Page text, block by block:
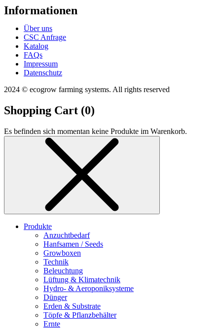
Informationen
Über uns
CSC Anfrage
Katalog
FAQs
Impressum
Datenschutz
2024 © ecogrow farming systems. All rights reserved
Shopping Cart (0)
Es befinden sich momentan keine Produkte im Warenkorb.
Produkte
Anzuchtbedarf
Hanfsamen / Seeds
Growboxen
Technik
Beleuchtung
Lüftung & Klimatechnik
Hydro- & Aeroponiksysteme
Dünger
Erden & Substrate
Töpfe & Pflanzbehälter
Ernte